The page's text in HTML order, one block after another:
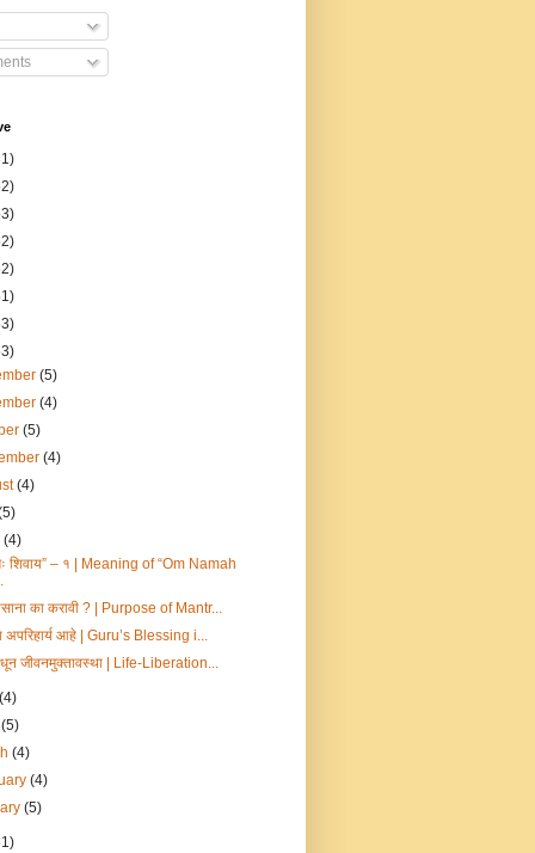
(5)
(4)
(5)
(4)
(4)
(4)
शिवाय” – १ | Meaning of “Om Namah
का करावी ? | Purpose of Mantr...
अपरिहार्य आहे | Guru’s Blessing i...
जीवनमुक्तावस्था | Life-Liberation...
(4)
(5)
(4)
(4)
(5)